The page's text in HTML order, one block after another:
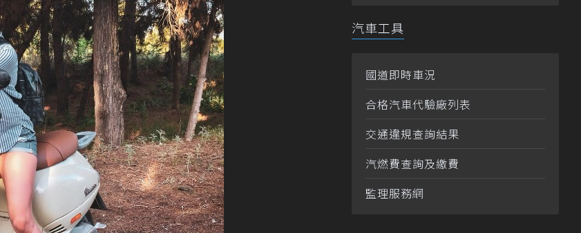
汽車工具
國道即時車況
合格汽車代驗廠列表
交通違規查詢結果
汽燃費查詢及繳費
監理服務網